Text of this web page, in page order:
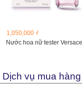
1,050,000 ₫
Dịch vụ mua